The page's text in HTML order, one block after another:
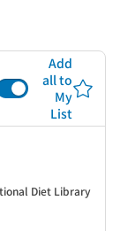
Add
all to
My
List
Diet Library